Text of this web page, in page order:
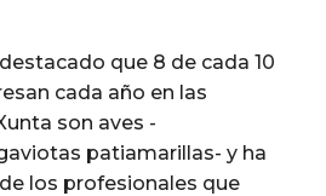
que 8 de cada 10
cada año en las
son aves -
patiamarillas- y ha
los profesionales que